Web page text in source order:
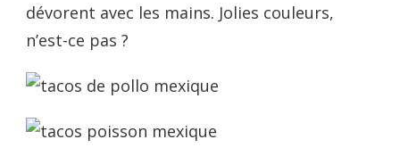
dévorent avec les mains. Jolies couleurs,
n’est-ce pas ?